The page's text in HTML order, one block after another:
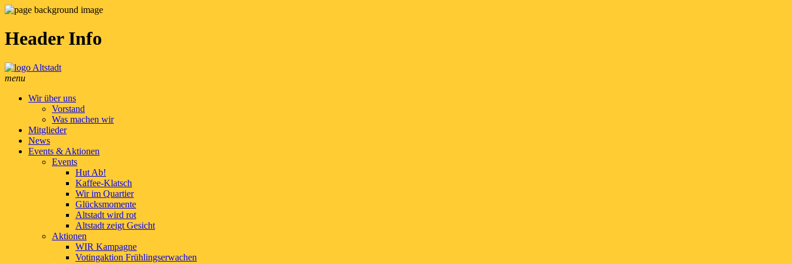
Header Info
menu
Wir über uns
Vorstand
Was machen wir
Mitglieder
News
Events & Aktionen
Events
Hut Ab!
Kaffee-Klatsch
Wir im Quartier
Glücksmomente
Altstadt wird rot
Altstadt zeigt Gesicht
Aktionen
WIR Kampagne
Votingaktion Frühlingserwachen